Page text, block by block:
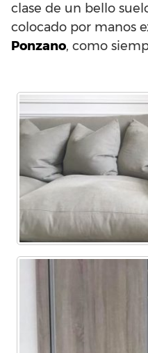
clase de un bello
colocado por manos
Ponzano, como